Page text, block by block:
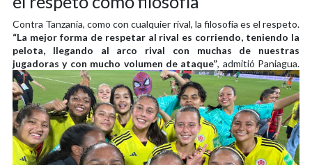
Contra Tanzania, como con cualquier rival, la filosofía es el respeto.
“La mejor forma de respetar al rival es corriendo, teniendo la
pelota, llegando al arco rival con muchas de nuestras
jugadoras y con mucho volumen de ataque”, admitió Paniagua.